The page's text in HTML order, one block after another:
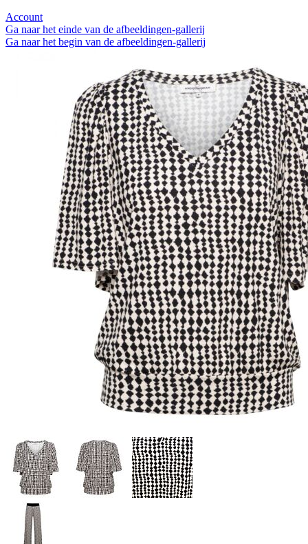
Account
Ga naar het einde van de afbeeldingen-gallerij
Ga naar het begin van de afbeeldingen-gallerij